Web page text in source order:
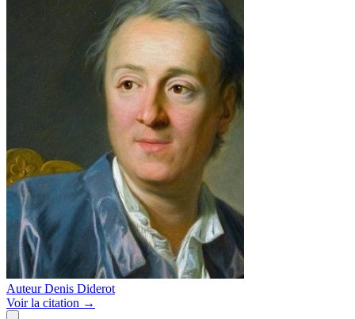
Auteur Denis Diderot
Voirla citation →